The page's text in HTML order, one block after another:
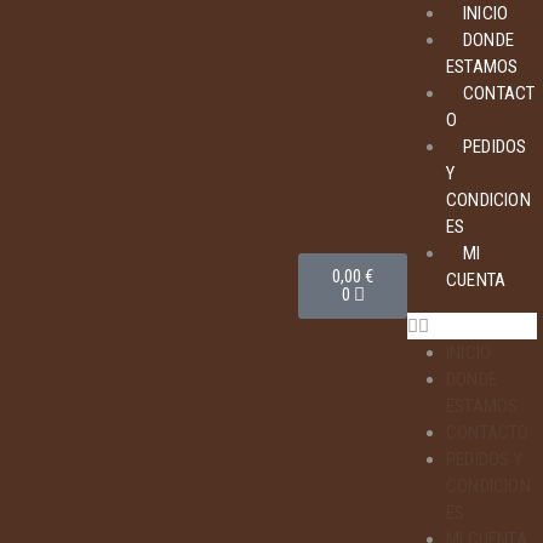
0,00€
0
INICIO
DONDE
ESTAMOS
CONTACT
O
PEDIDOS
Y
CONDICION
ES
MI
CUENTA